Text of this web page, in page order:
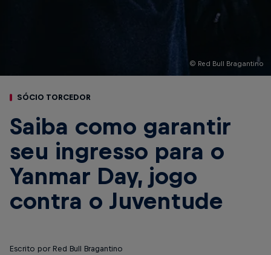
© Red Bull Bragantino
SÓCIO TORCEDOR
Saiba como garantir
seu ingresso para o
Yanmar Day, jogo
contra o Juventude
Escrito por Red Bull Bragantino